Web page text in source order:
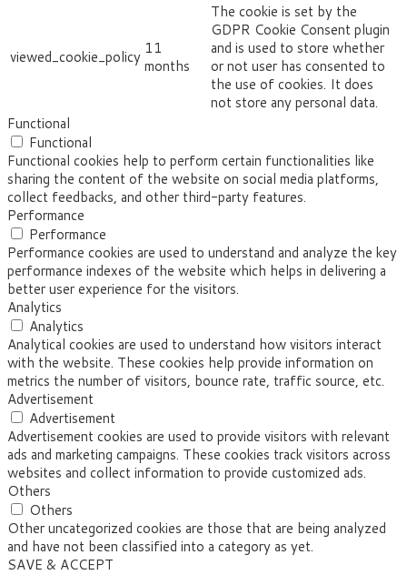
viewed_cookie_policy 11
months
The cookie is set by the
GDPR Cookie Consent plugin
and is used to store whether
or not user has consented to
the use of cookies. It does
not store any personal data.
Functional
Functional
Functional cookies help to perform certain functionalities like
sharing the content of the website on social media platforms,
collect feedbacks, and other third-party features.
Performance
Performance
Performance cookies are used to understand and analyze the key
performance indexes of the website which helps in delivering a
better user experience for the visitors.
Analytics
Analytics
Analytical cookies are used to understand how visitors interact
with the website. These cookies help provide information on
metrics the number of visitors, bounce rate, traffic source, etc.
Advertisement
Advertisement
Advertisement cookies are used to provide visitors with relevant
ads and marketing campaigns. These cookies track visitors across
websites and collect information to provide customized ads.
Others
Others
Other uncategorized cookies are those that are being analyzed
and have not been classified into a category as yet.
SAVE & ACCEPT